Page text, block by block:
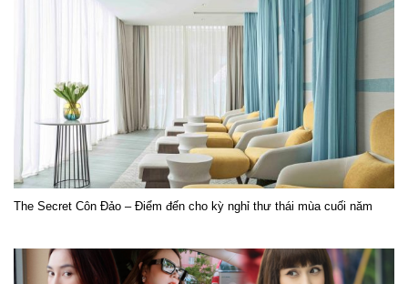
The Secret Côn Đảo – Điểm đến cho kỳ nghỉ thư thái mùa cuối năm